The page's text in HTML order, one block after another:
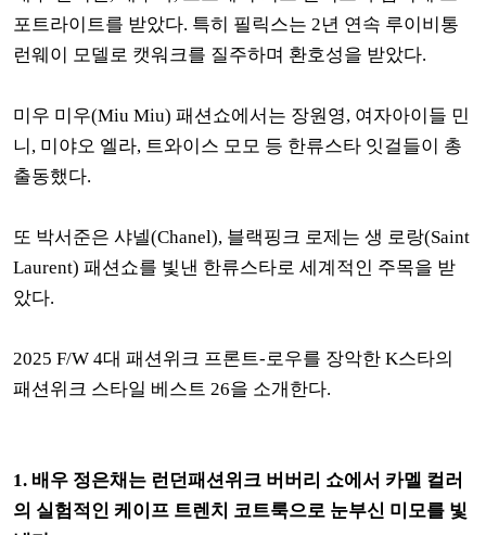
포트라이트를 받았다. 특히 필릭스는 2년 연속 루이비통
런웨이 모델로 캣워크를 질주하며 환호성을 받았다.
미우 미우(Miu Miu) 패션쇼에서는 장원영, 여자아이들 민
니, 미야오 엘라, 트와이스 모모 등 한류스타 잇걸들이 총
출동했다.
또 박서준은 샤넬(Chanel), 블랙핑크 로제는 생 로랑(Saint
Laurent) 패션쇼를 빛낸 한류스타로 세계적인 주목을 받
았다.
2025 F/W 4대 패션위크 프론트-로우를 장악한 K스타의
패션위크 스타일 베스트 26을 소개한다.
1. 배우 정은채는 런던패션위크 버버리 쇼에서 카멜 컬러
의 실험적인 케이프 트렌치 코트룩으로 눈부신 미모를 빛